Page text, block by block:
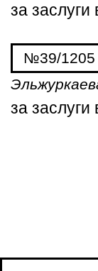
за заслуги
№39/1205
за заслуги